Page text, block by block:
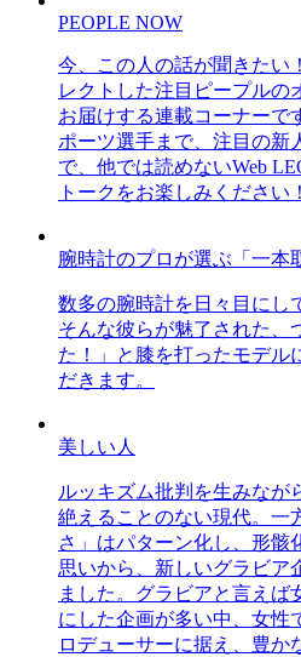
PEOPLE NOW
今、この人の話が聞きたい
レクトした注目ピープルの
お届けする連載コーナーで
ポーツ選手まで、注目の新
で、他では読めないWeb
トークをお楽しみください！
腕時計のプロが選ぶ「一本
数多の腕時計を日々目にし
そんな彼らが魅了された、
た！」と膝を打ったモデル
だきます。
美しい人
ルッキズム批判を生みなが
絶えることのない現代。一
さ」はパターン化し、形骸
思いから、新しいグラビア
ました。グラビアと言えば
にした企画が多い中、女性
ロデューサーに据え、豊か